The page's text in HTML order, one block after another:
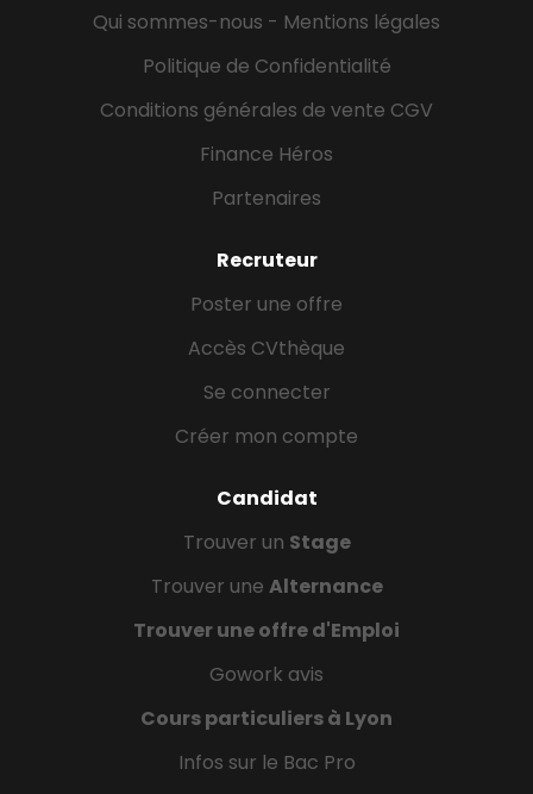
Qui sommes-nous - Mentions légales
Politique de Confidentialité
Conditions générales de vente CGV
Finance Héros
Partenaires
Recruteur
Poster une offre
Accès CVthèque
Se connecter
Créer mon compte
Candidat
Trouver un Stage
Trouver une Alternance
Trouver une offre d'Emploi
Gowork avis
Cours particuliers à Lyon
Infos sur le Bac Pro